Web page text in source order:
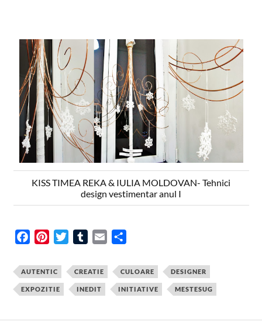
KISS TIMEA REKA & IULIA MOLDOVAN- Tehnici
design vestimentar anul I
c
e
b
o
n
t
e
e
i
t
t
r
m
b
l
a
i
a
r
e
AUTENTIC CREATIE CULOARE DESIGNER
EXPOZITIE INEDIT INITIATIVE MESTESUG